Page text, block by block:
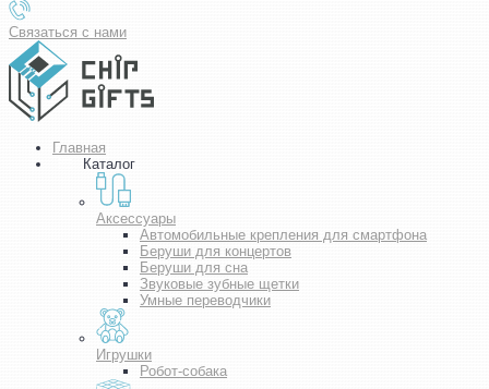
Связаться с нами
Главная
Каталог
Аксессуары
Автомобильные крепления для смартфона
Беруши для концертов
Беруши для сна
Звуковые зубные щетки
Умные переводчики
Игрушки
Робот-собака